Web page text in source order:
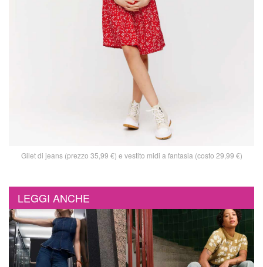
Gilet di jeans (prezzo 35,99 €) e vestito midi a fantasia (costo 29,99 €)
LEGGI ANCHE